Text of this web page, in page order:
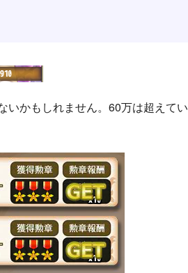
いかもしれません。60万は超えてい